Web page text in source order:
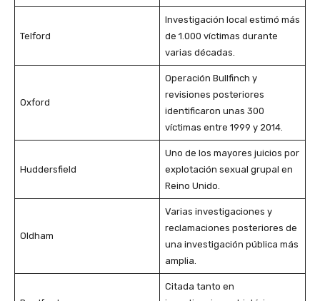
Telford
Investigación local estimó más
de 1.000 víctimas durante
varias décadas.
Oxford
Operación Bullfinch y
revisiones posteriores
identificaron unas 300
víctimas entre 1999 y 2014.
Huddersfield
Uno de los mayores juicios por
explotación sexual grupal en
Reino Unido.
Oldham
Varias investigaciones y
reclamaciones posteriores de
una investigación pública más
amplia.
Citada tanto en